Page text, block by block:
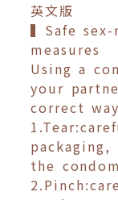
英文版
▍Safe
measures
Using a
your
correct
the